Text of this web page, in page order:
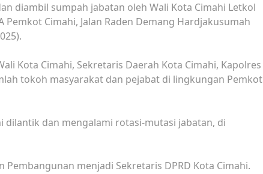
diambil sumpah jabatan oleh Wali Kota Cimahi Letkol
Pemkot Cimahi, Jalan Raden Demang Hardjakusumah
Kota Cimahi, Sekretaris Daerah Kota Cimahi, Kapolres
tokoh masyarakat dan pejabat di lingkungan Pemkot
dilantik dan mengalami rotasi-mutasi jabatan, di
Pembangunan menjadi Sekretaris DPRD Kota Cimahi.